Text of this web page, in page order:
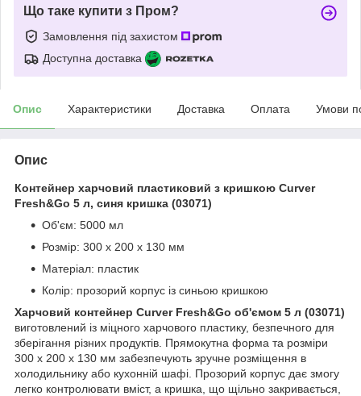
Що таке купити з Пром?
Замовлення під захистом
Доступна доставка
Опис Характеристики Доставка Оплата Умови
Опис
Контейнер харчовий пластиковий з кришкою Curver
Fresh&Go 5 л, синя кришка (03071)
Об'єм: 5000 мл
Розмір: 300 х 200 х 130 мм
Матеріал: пластик
Колір: прозорий корпус із синьою кришкою
Харчовий контейнер Curver Fresh&Go об'ємом 5 л (03071)
виготовлений із міцного харчового пластику, безпечного для
зберігання різних продуктів. Прямокутна форма та розміри
300 х 200 х 130 мм забезпечують зручне розміщення в
холодильнику або кухонній шафі. Прозорий корпус дає змогу
легко контролювати вміст, а кришка, що щільно закривається,